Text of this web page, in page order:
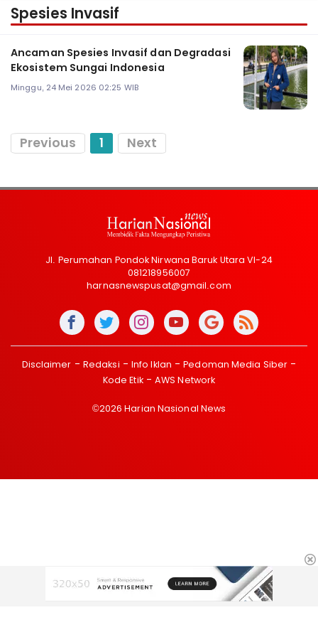
Spesies Invasif
Ancaman Spesies Invasif dan Degradasi
Ekosistem Sungai Indonesia
Minggu, 24 Mei 2026 02:25 WIB
Previous 1 Next
Jl. Perumahan Pondok Nirwana Baruk Utara VI-24
081218956007
harnasnewspusat@gmail.com
Disclaimer Redaksi Info Iklan
Pedoman Media Siber
Kode Etik
AWS Network
©2026 Harian Nasional News